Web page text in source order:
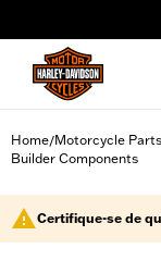
Home/Motorcycle
Builder Components
Certifique-se de